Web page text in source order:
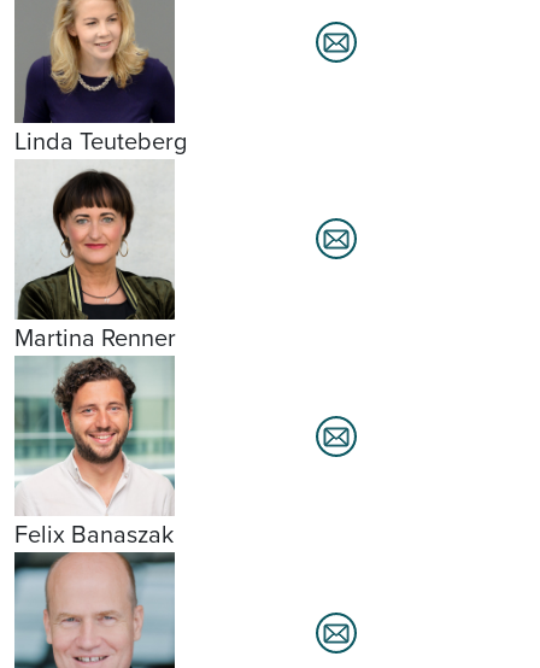
Linda Teuteberg
Martina Renner
Felix Banaszak